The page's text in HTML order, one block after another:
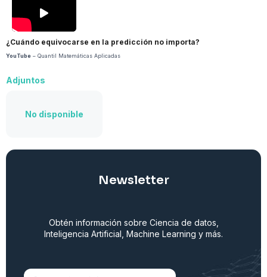
¿Cuándo equivocarse en la predicción no importa?
YouTube – Quantil Matemáticas Aplicadas
Adjuntos
No disponible
Newsletter
Obtén información sobre Ciencia de datos,
Inteligencia Artificial, Machine Learning y más.